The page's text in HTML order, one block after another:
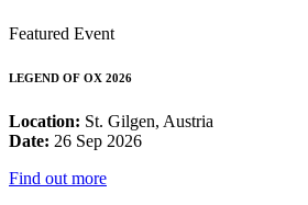
Featured Event
LEGEND OF OX 2026
Location: St. Gilgen, Austria
Date: 26 Sep 2026
Find out more